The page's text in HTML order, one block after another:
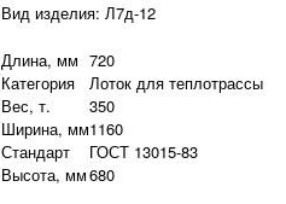
Вид изделия: Л7д-12
Длина, мм 720
Категория
Лоток для теплотрассы
Вес, т.
350
Ширина, мм1160
Стандарт
ГОСТ 13015-83
Высота, мм680